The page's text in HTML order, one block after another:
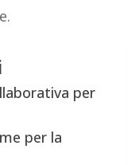
per
per la